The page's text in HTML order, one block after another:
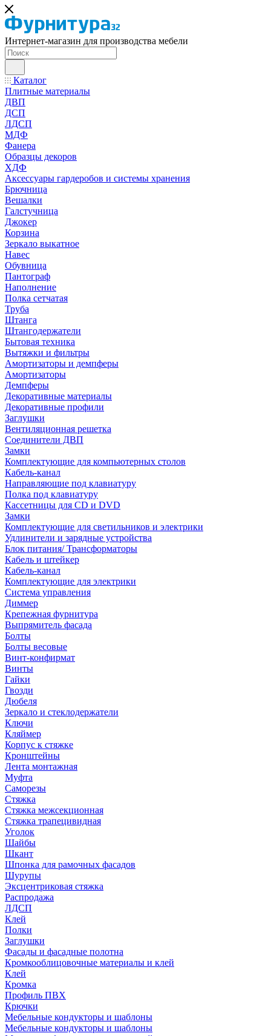
Интернет-магазин для производства мебели
Каталог
Плитные материалы
ДВП
ДСП
ЛДСП
МДФ
Фанера
Образцы декоров
ХДФ
Аксессуары гардеробов и системы хранения
Брючница
Вешалки
Галстучница
Джокер
Корзина
Зеркало выкатное
Навес
Обувница
Пантограф
Наполнение
Полка сетчатая
Труба
Штанга
Штангодержатели
Бытовая техника
Вытяжки и фильтры
Амортизаторы и демпферы
Амортизаторы
Демпферы
Декоративные материалы
Декоративные профили
Заглушки
Вентиляционная решетка
Соединители ДВП
Замки
Комплектующие для компьютерных столов
Кабель-канал
Направляющие под клавиатуру
Полка под клавиатуру
Кассетницы для CD и DVD
Замки
Комплектующие для светильников и электрики
Удлинители и зарядные устройства
Блок питания/ Трансформаторы
Кабель и штейкер
Кабель-канал
Комплектующие для электрики
Система управления
Диммер
Крепежная фурнитура
Выпрямитель фасада
Болты
Болты весовые
Винт-конфирмат
Винты
Гайки
Гвозди
Дюбеля
Зеркало и стеклодержатели
Ключи
Кляймер
Корпус к стяжке
Кронштейны
Лента монтажная
Муфта
Саморезы
Стяжка
Стяжка межсекционная
Стяжка трапецивидная
Уголок
Шайбы
Шкант
Шпонка для рамочных фасадов
Шурупы
Эксцентриковая стяжка
Распродажа
ЛДСП
Клей
Полки
Заглушки
Фасады и фасадные полотна
Кромкооблицовочные материалы и клей
Клей
Кромка
Профиль ПВХ
Крючки
Мебельные кондукторы и шаблоны
Мебельные кондукторы и шаблоны